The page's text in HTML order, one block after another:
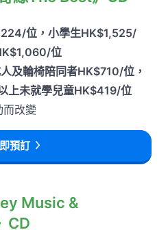
位，小學生HK$1,525/
位
及輪椅陪同者HK$710/位，
上未就學兒童HK$419/位
改變
預訂
Music &
CD